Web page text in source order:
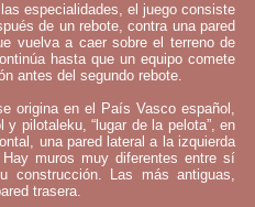
especialidades, el juego consiste
de un rebote, contra una pared
vuelva a caer sobre el terreno de
hasta que un equipo comete
antes del segundo rebote.
origina en el País Vasco español,
pilotaleku, “lugar de la pelota”, en
una pared lateral a la izquierda
muros muy diferentes entre sí
Las más antiguas,
trasera.